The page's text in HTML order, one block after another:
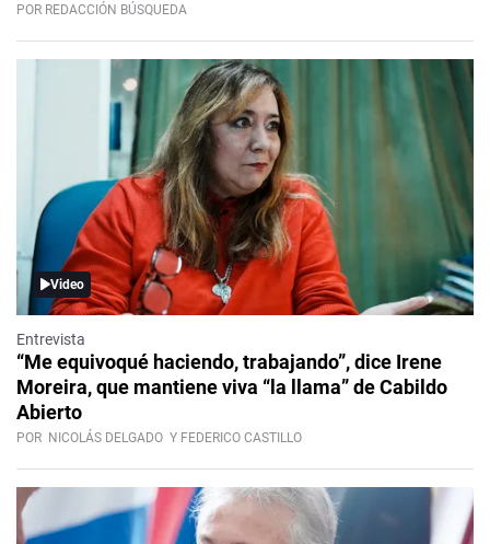
POR REDACCIÓN BÚSQUEDA
Video
Entrevista
“Me equivoqué haciendo, trabajando”, dice Irene
Moreira, que mantiene viva “la llama” de Cabildo
Abierto
POR NICOLÁS DELGADO Y FEDERICO CASTILLO